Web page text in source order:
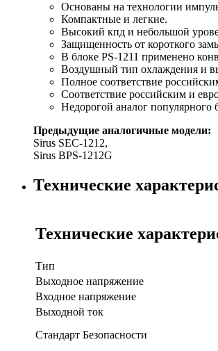
Основаны на технологии
Компактные и легкие.
Высокий кпд и небольшой
Защищенность от короткого
В блоке PS-1211 применено
Воздушный тип охлаждения и
Полное соответствие
Соответствие российским и
Недорогой аналог популярного
Предыдущие аналогичные модели:
Sirus SEC-1212,
Sirus BPS-1212G
Технические
Технические
Тип
Выходное напряжение
Входное напряжение
Выходной ток
Стандарт Безопасности